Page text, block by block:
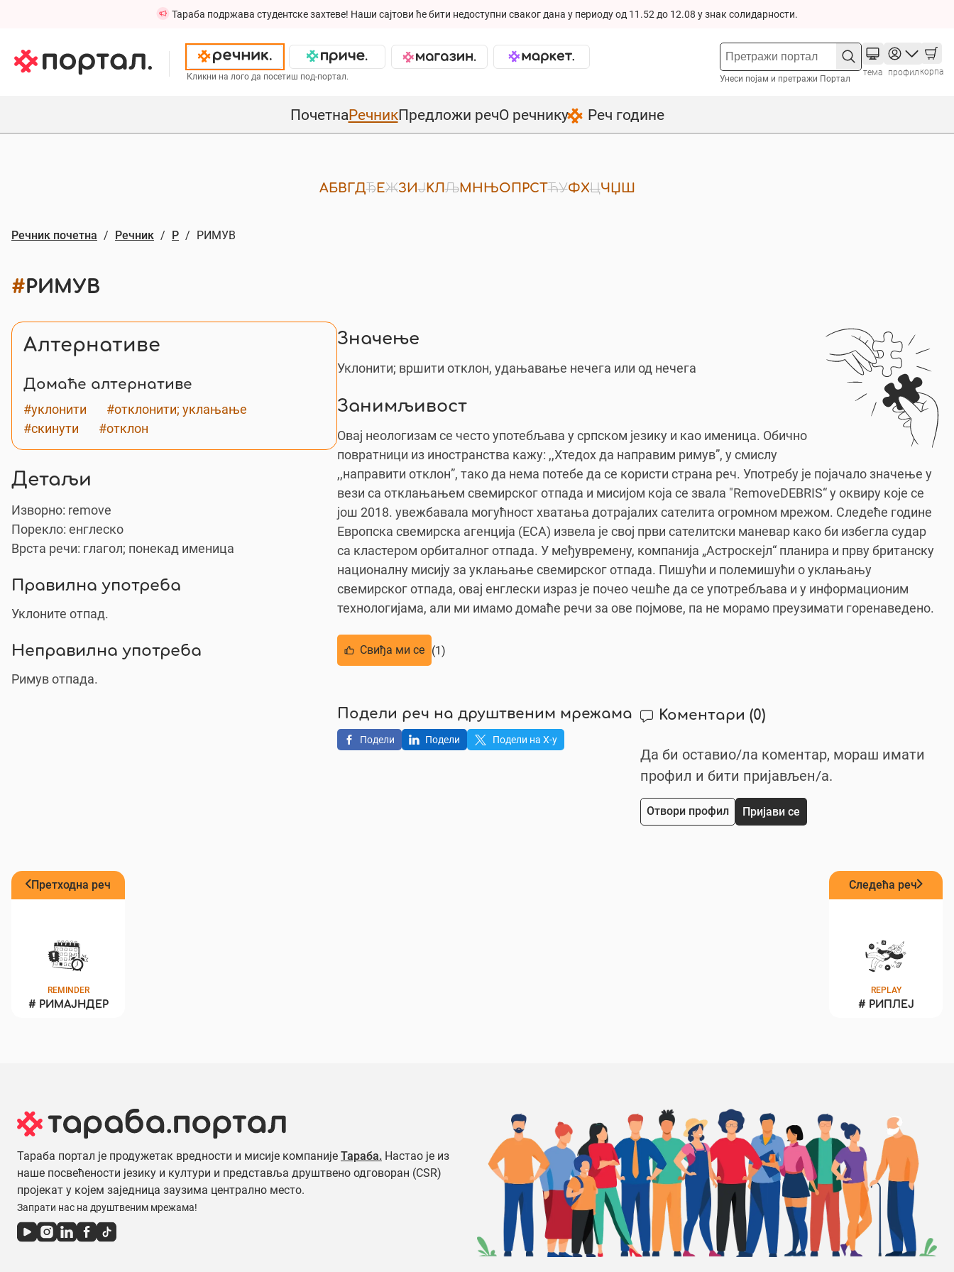
Тараба подржава студентске захтеве! Наши сајтови ће бити недоступни сваког дана у периоду од 11.52 до 12.08 у знак солидарности.
Кликни на лого да посетиш под-портал. Унеси појам и претражи Портал
тема профил корпа
ПочетнаРечникПредложи речО речнику Реч године
АБВГ ДЂЕЖЗИЈКЛЉМНЊОПРС ТЋУФХЦЧЏШ
Речник почетна Речник Р РИМУВ
#РИМУВ
Алтернативе
Домаће алтернативе
#уклонити
#отклонити; уклањање
#скинути
#отклон
Детаљи
Изворно: remove
Порекло: енглеско
Врста речи: глагол; понекад именица
Правилна употреба
Уклоните отпад.
Неправилна употреба
Римув отпада.
Значење
Уклонити; вршити отклон, удањавање нечега или од нечега
Занимљивост
Овај неологизам се често употебљава у српском језику и као именица. Обично
повратници из иностранства кажу: ,,Хтедох да направим римув”, у смислу
,,направити отклон”, тако да нема потебе да се користи страна реч. Употребу је појачало значење у
вези са отклањањем свемирског отпада и мисијом која се звала "RemoveDEBRIS“ у оквиру које се
још 2018. увежбавала могућност хватања дотрајалих сателита огромном мрежом. Следеће године
Европска свемирска агенција (ЕСА) извела је свој први сателитски маневар како би избегла судар
са кластером орбиталног отпада. У међувремену, компанија „Астроскејл“ планира и прву британску
националну мисију за уклањање свемирског отпада. Пишући и полемишући о уклањању
свемирског отпада, овај енглески израз је почео чешће да се употребљава и у информационим
технологијама, али ми имамо домаће речи за ове појмове, па не морамо преузимати горенаведено.
Свиђа ми се (1)
Подели реч на друштвеним мрежама
Подели Подели Подели на X-у
Коментари (0)
Да би оставио/ла коментар, мораш имати
профил и бити пријављен/a.
Отвори профил Пријави се
Претходна реч
REMINDER
# РИМАЈНДЕР
Следећа реч
REPLAY
# РИПЛЕЈ
Тараба портал је продужетак вредности и мисије компаније Тараба. Настао је из
наше посвећености језику и култури и представља друштвено одговоран (CSR)
пројекат у којем заједница заузима централно место.
Запрати нас на друштвеним мрежама!